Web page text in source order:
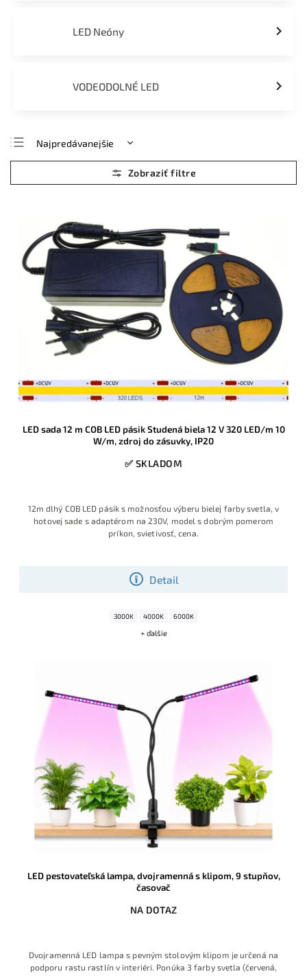
LED Neóny
VODEODOLNÉ LED
Najpredávanejšie
Najlacnejšie
Najdrahšie
LED sada 12 m COB LED pásik Studená biela 12 V 320 LED/m 10
W/m, zdroj do zásuvky, IP20
✅ SKLADOM
Detail
12m dlhý COB LED pásik s možnosťou výberu bielej farby svetla, v
hotovej sade s adaptérom na 230V, model s dobrým pomerom
príkon, svietivosť, cena.
3000K 4000K 6000K
+ ďalšie
LED pestovateľská lampa, dvojramenná s klipom, 9 stupňov,
časovač
NA DOTAZ
Dvojramenná LED lampa s pevným stolovým klipom je určená na
podporu rastu rastlín v interiéri. Ponúka 3 farby svetla (červená,